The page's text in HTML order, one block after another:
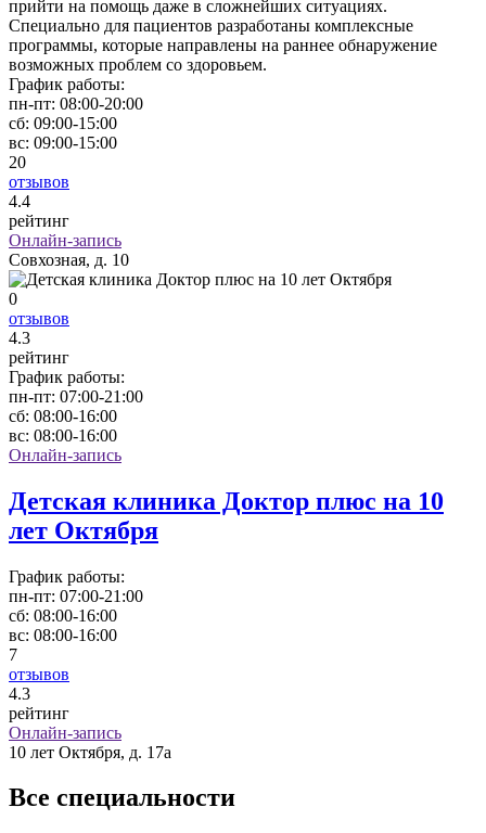
прийти на помощь даже в сложнейших ситуациях.
Специально для пациентов разработаны комплексные
программы, которые направлены на раннее обнаружение
возможных проблем со здоровьем.
График работы:
пн-пт: 08:00-20:00
сб: 09:00-15:00
вс: 09:00-15:00
20
отзывов
4.4
рейтинг
Онлайн-запись
Совхозная, д. 10
0
отзывов
4.3
рейтинг
График работы:
пн-пт: 07:00-21:00
сб: 08:00-16:00
вс: 08:00-16:00
Онлайн-запись
Детская клиника Доктор плюс на 10
лет Октября
График работы:
пн-пт: 07:00-21:00
сб: 08:00-16:00
вс: 08:00-16:00
7
отзывов
4.3
рейтинг
Онлайн-запись
10 лет Октября, д. 17а
Все специальности